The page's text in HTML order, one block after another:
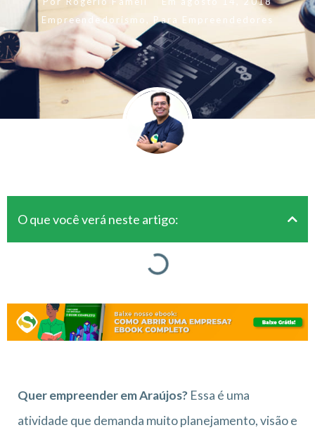
Empreendedorismo
Para Empreendedores
O que você verá neste artigo:
Quer empreender em Araújos? Essa é uma
atividade que demanda muito planejamento, visão e